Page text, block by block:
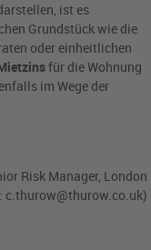
ist es
Grundstück wie die
oder einheitlichen
für die Wohnung
im Wege der
Risk Manager, London
c.thurow@thurow.co.uk)